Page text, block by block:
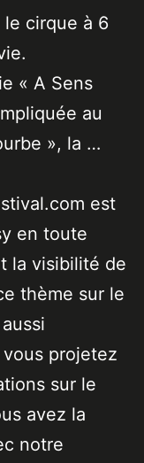
le cirque à 6
« A Sens
au
», la …
est
en toute
la visibilité de
thème sur le
projetez
sur le
avez la
notre